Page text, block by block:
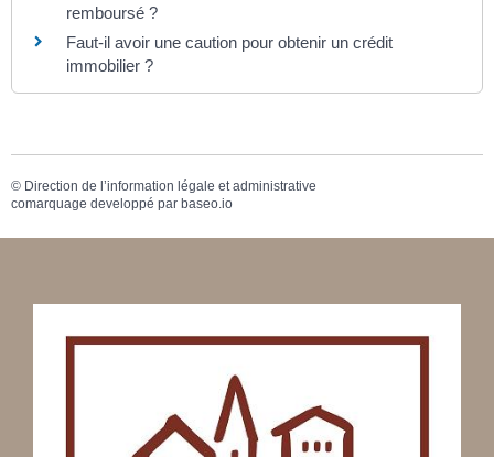
remboursé ?
Faut-il avoir une caution pour obtenir un crédit
immobilier ?
© Direction de l’information légale et administrative
comarquage developpé par baseo.io